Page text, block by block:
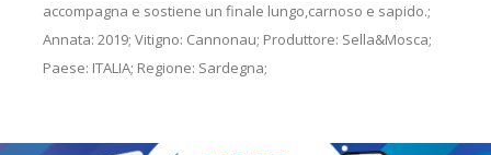
accompagna e sostiene un finale lungo,carnoso e sapido.;
Annata: 2019; Vitigno: Cannonau; Produttore: Sella&Mosca;
Paese: ITALIA; Regione: Sardegna;